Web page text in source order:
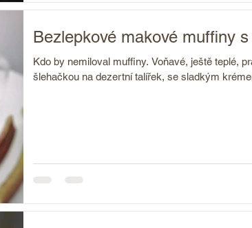
Bezlepkové makové muffiny
Kdo by nemiloval muffiny. Voňavé, ještě teplé,
šlehačkou na dezertní talířek, se sladkým